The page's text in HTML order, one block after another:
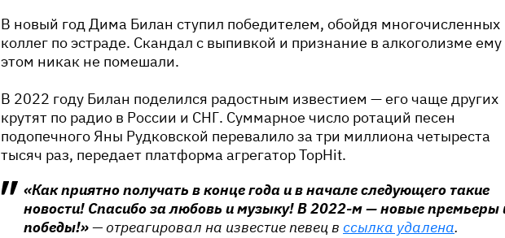
В новый год Дима Билан ступил победителем, обойдя многочисленных
коллег по эстраде. Скандал с выпивкой и признание в алкоголизме ему
этом никак не помешали.
В 2022 году Билан поделился радостным известием — его чаще других
крутят по радио в России и СНГ. Суммарное число ротаций песен
подопечного Яны Рудковской перевалило за три миллиона четыреста
тысяч раз, передает платформа агрегатор TopHit.
«Как приятно получать в конце года и в начале следующего такие
новости! Спасибо за любовь и музыку! В 2022-м — новые премьеры
победы!»— отреагировал на известие певец в ссылка удалена.